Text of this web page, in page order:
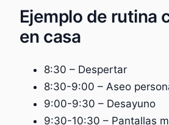
Ejemplo de rutina
en casa
8:30 – Despertar
8:30-9:00 – Aseo
9:00-9:30 – Desayuno
9:30-10:30 – Pantallas